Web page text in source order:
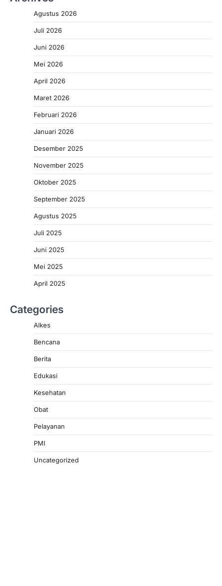
Agustus 2026
Juli 2026
Juni 2026
Mei 2026
April 2026
Maret 2026
Februari 2026
Januari 2026
Desember 2025
November 2025
Oktober 2025
September 2025
Agustus 2025
Juli 2025
Juni 2025
Mei 2025
April 2025
Categories
Alkes
Bencana
Berita
Edukasi
Kesehatan
Obat
Pelayanan
PMI
Uncategorized